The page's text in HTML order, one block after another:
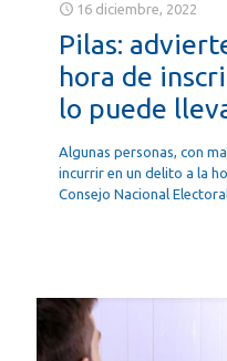
16 diciembre, 2022
Pilas:
hora de
lo puede
Algunas personas, con
incurrir en un delito a la
Consejo Nacional